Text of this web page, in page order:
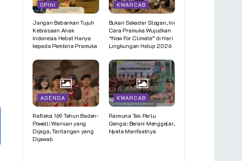
OPINI
Jangan Bebankan Tujuh
Kebiasaan Anak
Indonesia Hebat Hanya
kepada Pembina Pramuka
KWARCAB
Bukan Sekadar Slogan, Ini
Cara Pramuka Wujudkan
“Now For Climate” di Hari
Lingkungan Hidup 2026
AGENDA
Refleksi 169 Tahun Baden-
Powell: Warisan yang
Dijaga, Tantangan yang
Dijawab
KWARCAB
Raimuna Tak Perlu
Gengsi: Berani Menggelar,
Nyata Manfaatnya